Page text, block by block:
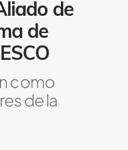
de
de
como
de la